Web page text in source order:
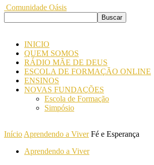
Comunidade Oásis
INICIO
QUEM SOMOS
RÁDIO MÃE DE DEUS
ESCOLA DE FORMAÇÃO ONLINE
ENSINOS
NOVAS FUNDAÇÕES
Escola de Formação
Simpósio
Início Aprendendo a Viver Fé e Esperança
Aprendendo a Viver